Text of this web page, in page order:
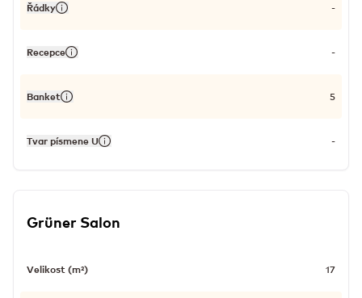
Řádky -
Recepce -
Banket 5
Tvar písmene U -
Grüner Salon
Velikost (m²) 17